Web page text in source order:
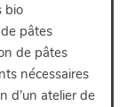
Lire plus
bio
pâtes
de pâtes
nécessaires
d’un atelier de